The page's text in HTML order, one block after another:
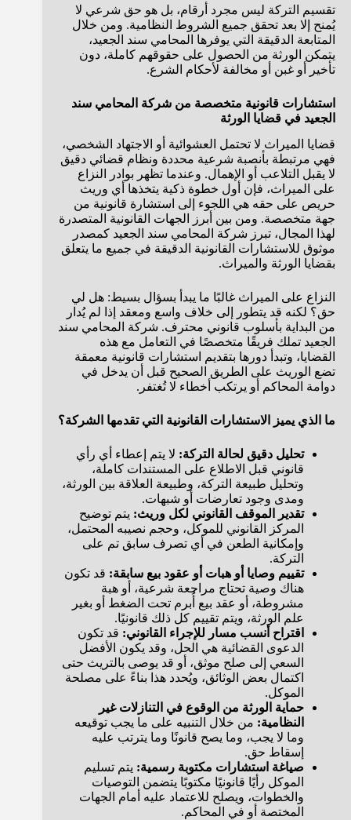
تقسيم التركة ليس مجرد أرقام، بل هو حق شرعي لا
يُمنح إلا بعد تحقق جميع الشروط النظامية. ومن خلال
المتابعة الدقيقة التي يوفرها المحامي سند الجعيد،
يتمكن الورثة من الحصول على حقوقهم كاملة، دون
تأخير أو غبن أو مخالفة لأحكام الشرع.
استشارات قانونية متخصصة من شركة المحامي سند
الجعيد في قضايا الورثة
قضايا الميراث لا تحتمل العشوائية أو الاجتهاد الشخصي،
فهي مرتبطة بأنصبة شرعية محددة ونظام قضائي دقيق
لا يقبل التلاعب أو الإهمال. وعندما تظهر بوادر النزاع
على الميراث، فإن أول خطوة ذكية يتخذها أي وريث
حريص على حقه هي اللجوء إلى استشارة قانونية من
جهة متخصصة. ومن بين أبرز الجهات القانونية المتصدرة
لهذا المجال، تبرز شركة المحامي سند الجعيد كمصدر
موثوق للاستشارات القانونية الدقيقة في جميع ما يتعلق
بقضايا الورثة والميراث.
النزاع على الميراث غالبًا ما يبدأ بسؤال بسيط: هل لي
حق؟ لكنه قد يتطور إلى خلاف واسع ومعقد إذا لم يُدار
من البداية بأسلوب قانوني محترف. شركة المحامي سند
الجعيد تملك فريقًا متخصصًا في التعامل مع هذه
القضايا، وتبدأ دورها بتقديم استشارات قانونية معمقة
تضع الوريث على الطريق الصحيح قبل أن يدخل في
دوامة المحاكم أو يرتكب أخطاء لا تُغتفر.
ما الذي يميز الاستشارات القانونية التي تقدمها الشركة؟
تحليل دقيق لحالة التركة: لا يتم إعطاء أي رأي
قانوني قبل الاطلاع على المستندات كاملة،
وتحليل طبيعة التركة، وطبيعة العلاقة بين الورثة،
ومدى وجود تعارضات أو شبهات.
تقدير الموقف القانوني لكل وريث: يتم توضيح
المركز القانوني للموكل، وحجم نصيبه المحتمل،
وإمكانية الطعن في أي تصرف سابق تم على
التركة.
تقييم وصايا أو هبات أو عقود بيع سابقة: قد تكون
هناك وصية تحتاج مراجعة شرعية، أو هبة
مشروطة، أو عقد بيع أُبرم تحت الضغط أو بغير
علم الورثة، ويتم تقييم كل ذلك قانونيًا.
اقتراح أنسب مسار للإجراء القانوني: قد تكون
الدعوى القضائية هي الحل، وقد يكون الأفضل
السعي إلى صلح موثق، أو قد يوصى بالتريث حتى
اكتمال بعض الوثائق، ويُحدد هذا بناءً على مصلحة
الموكل.
حماية الورثة من الوقوع في التنازلات غير
النظامية: من خلال التنبيه على ما يجب توقيعه
وما لا يجب، وما يصح قانونًا وما يترتب عليه
إسقاط حق.
صياغة استشارات مكتوبة رسمية: يتم تسليم
الموكل رأيًا قانونيًا مكتوبًا يتضمن التوصيات
والخطوات، ويصلح للاعتماد عليه أمام الجهات
المختصة أو في المحاكم.